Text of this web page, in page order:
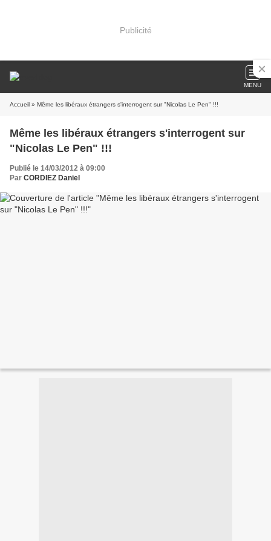
Publicité
MENU
Accueil » Même les libéraux étrangers s'interrogent sur "Nicolas Le Pen" !!!
Même les libéraux étrangers s'interrogent sur
"Nicolas Le Pen" !!!
Publié le 14/03/2012 à 09:00
Par CORDIEZ Daniel